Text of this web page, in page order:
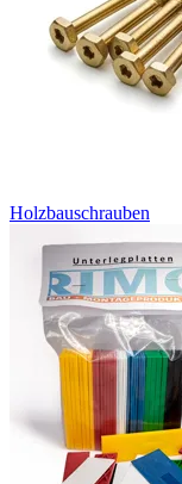
Holzbauschrauben